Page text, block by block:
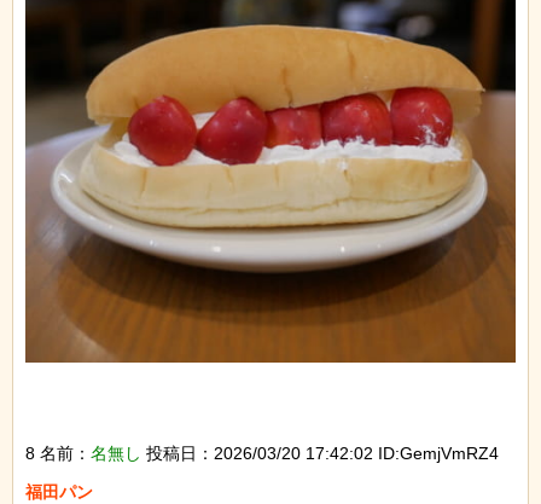
8 名前： 名無し 投稿日：2026/03/20 17:42:02 ID:GemjVmRZ4
福田パン